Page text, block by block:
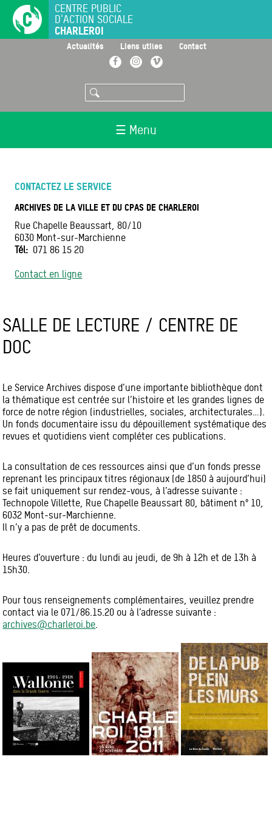
principal
CENTRE PUBLIC
D'ACTION SOCIALE
CHARLEROI
Actualités Liens utiles Contact
FacebookInstagramVimeo
Rechercher
☰ Menu
CONTACTEZ LE SERVICE
ARCHIVES DE LA VILLE ET DU CPAS DE CHARLEROI
Rue Chapelle Beaussart, 80/10
6030 Mont-sur-Marchienne
Tél
071 86 15 20
Contact en ligne
SALLE DE LECTURE / CENTRE DE
DOC
Le Service Archives dispose d’une importante bibliothèque dont
la thématique est centrée sur l’histoire et les grandes lignes de
force de notre région (industrielles, sociales, architecturales…).
Un fonds documentaire issu du dépouillement systématique des
revues et quotidiens vient compléter ces publications.
La consultation de ces ressources ainsi que d’un fonds presse
reprenant les principaux titres régionaux (de 1850 à aujourd’hui)
se fait uniquement sur rendez-vous, à l’adresse suivante :
Technopole Villette, Rue Chapelle Beaussart 80, bâtiment n° 10,
6032 Mont-sur-Marchienne.
Il n’y a pas de prêt de documents.
Heures d’ouverture : du lundi au jeudi, de 9h à 12h et de 13h à
15h30.
Pour tous renseignements complémentaires, veuillez prendre
contact via le 071/86.15.20 ou à l’adresse suivante :
archives@charleroi.be.